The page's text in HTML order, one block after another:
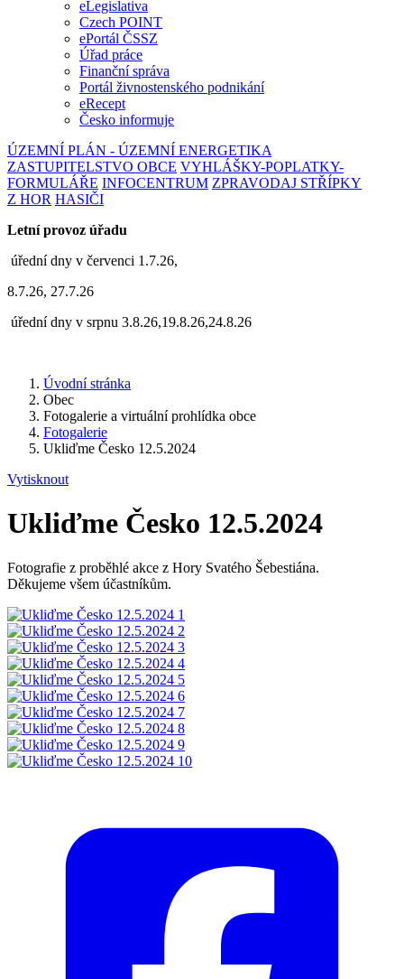
eLegislativa
Czech POINT
ePortál ČSSZ
Úřad práce
Finanční správa
Portál živnostenského podnikání
eRecept
Česko informuje
ÚZEMNÍ PLÁN - ÚZEMNÍ ENERGETIKA
ZASTUPITELSTVO OBCE VYHLÁŠKY-POPLATKY-
FORMULÁŘE INFOCENTRUM ZPRAVODAJ STŘÍPKY
Z HOR HASIČI
Letní provoz úřadu
úřední dny v červenci 1.7.26,
8.7.26, 27.7.26
úřední dny v srpnu 3.8.26,19.8.26,24.8.26
Úvodní stránka
Obec
Fotogalerie a virtuální prohlídka obce
Fotogalerie
Ukliďme Česko 12.5.2024
Vytisknout
Ukliďme Česko 12.5.2024
Fotografie z proběhlé akce z Hory Svatého Šebestiána.
Děkujeme všem účastníkům.